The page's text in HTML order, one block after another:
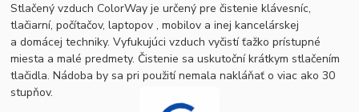
Stlačený vzduch ColorWay je určený pre čistenie klávesníc,
tlačiarní, počítačov, laptopov , mobilov a inej kancelárskej
a domácej techniky. Vyfukujúci vzduch vyčistí ťažko prístupné
miesta a malé predmety. Čistenie sa uskutoční krátkym stlačením
tlačidla. Nádoba by sa pri použití nemala nakláňať o viac ako 30
stupňov.